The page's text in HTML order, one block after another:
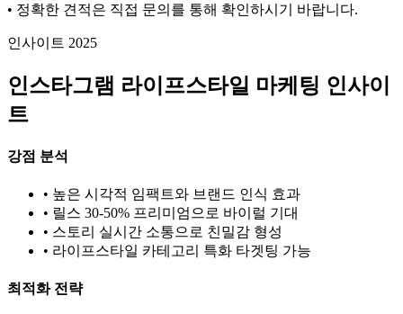
• 정확한 견적은 직접 문의를 통해 확인하시기 바랍니다.
인사이트 2025
인스타그램 라이프스타일 마케팅 인사이
트
강점 분석
• 높은 시각적 임팩트와 브랜드 인식 효과
• 릴스 30-50% 프리미엄으로 바이럴 기대
• 스토리 실시간 소통으로 친밀감 형성
• 라이프스타일 카테고리 특화 타겟팅 가능
최적화 전략